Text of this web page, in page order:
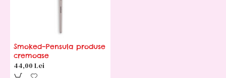
Smoked–Pensula produse
cremoase
44,00 Lei